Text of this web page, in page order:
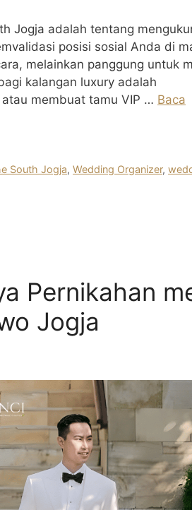
Jogja adalah tentang
posisi sosial Anda di
melainkan panggung untuk
kalangan luxury adalah
atau membuat tamu VIP … Baca
South Jogja,Wedding Organizer,
Pernikahan
Jogja